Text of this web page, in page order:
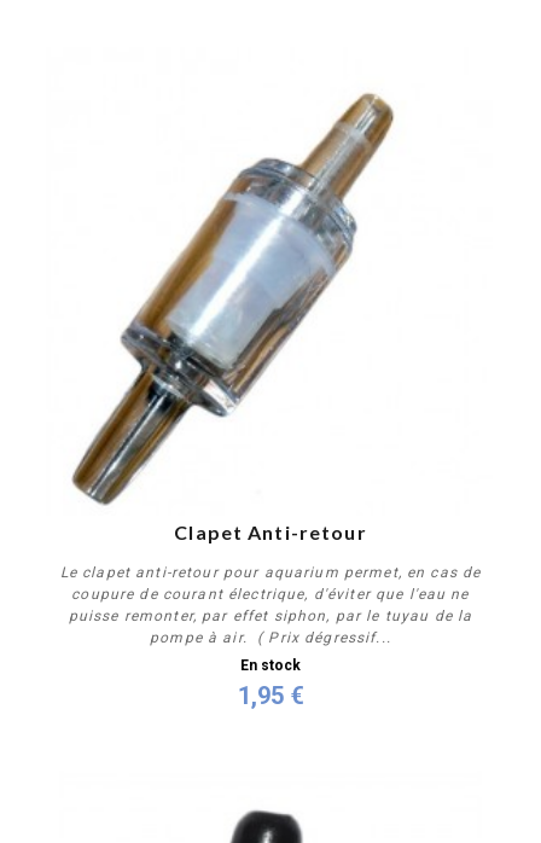
Clapet Anti-retour
Le clapet anti-retour pour aquarium permet, en cas de
coupure de courant électrique, d'éviter que l'eau ne
puisse remonter, par effet siphon, par le tuyau de la
pompe à air. ( Prix dégressif...
En stock
1,95 €